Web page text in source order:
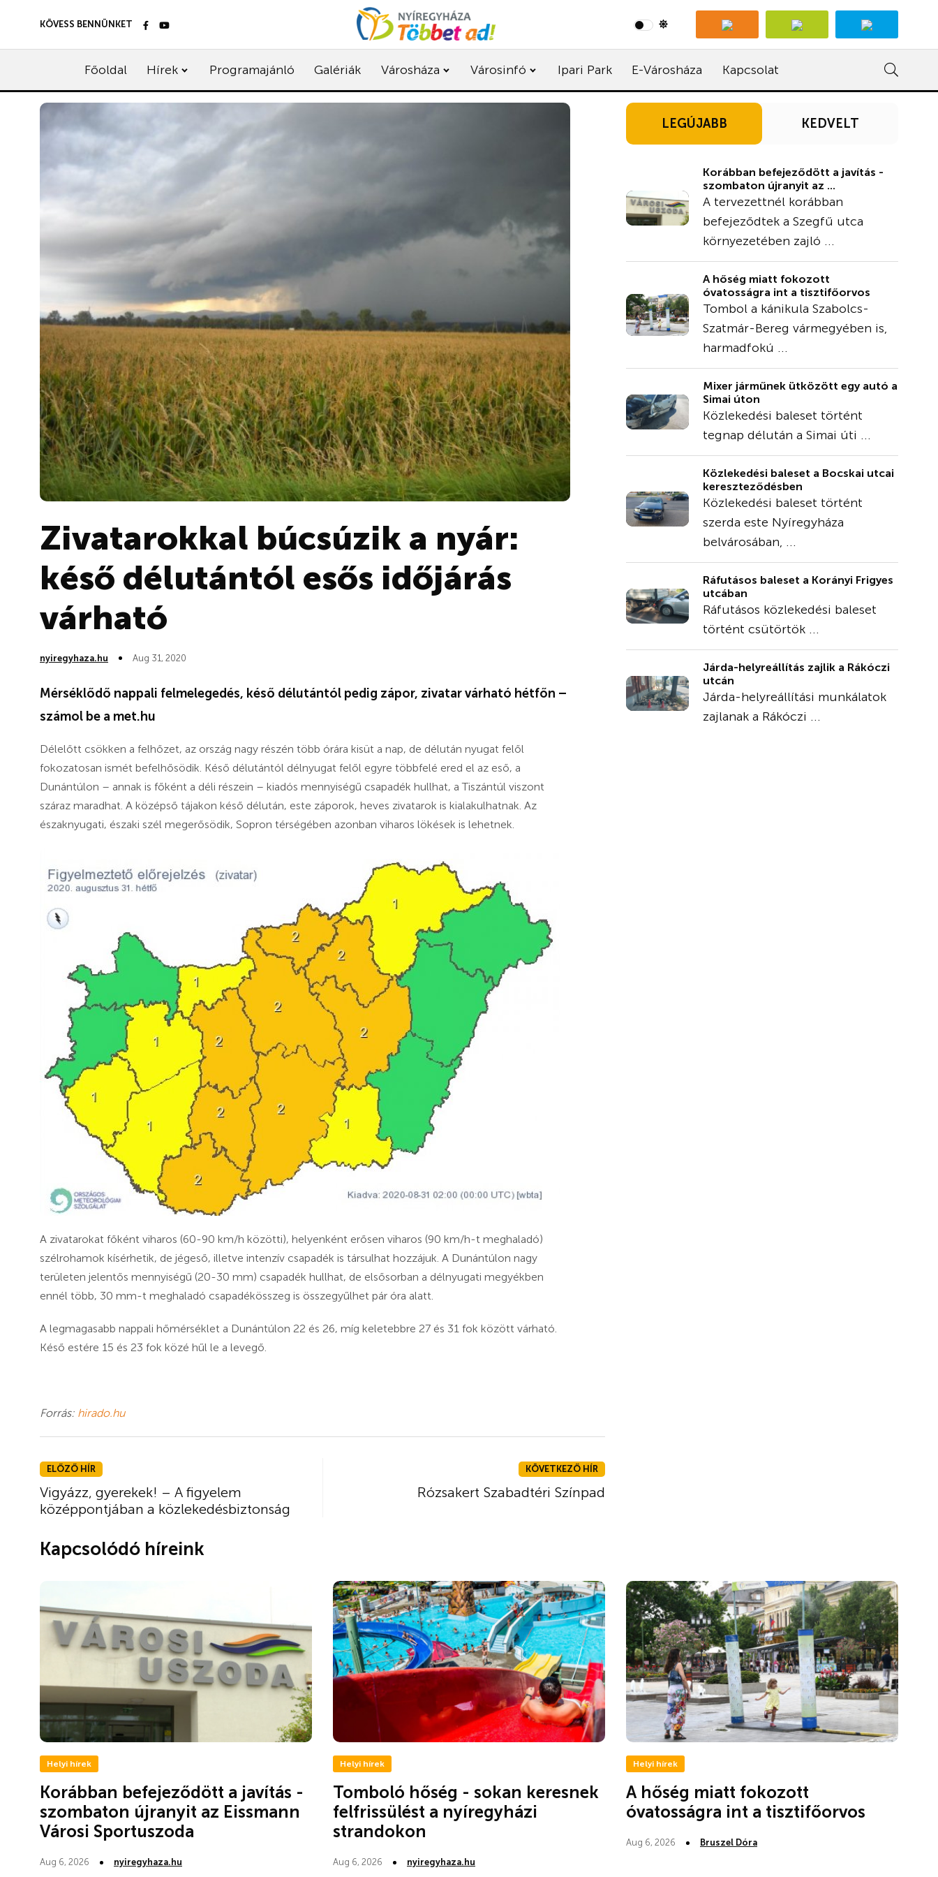
KÖVESS BENNÜNKET
Főoldal Hírek Programajánló Galériák Városháza Városinfó Ipari Park E-Városháza Kapcsolat
Zivatarokkal búcsúzik a nyár:
késő délutántól esős időjárás
várható
nyiregyhaza.hu Aug 31, 2020
Mérséklődő nappali felmelegedés, késő délutántól pedig zápor, zivatar várható hétfőn –
számol be a met.hu
Délelőtt csökken a felhőzet, az ország nagy részén több órára kisüt a nap, de délután nyugat felől
fokozatosan ismét befelhősödik. Késő délutántól délnyugat felől egyre többfelé ered el az eső, a
Dunántúlon – annak is főként a déli részein – kiadós mennyiségű csapadék hullhat, a Tiszántúl viszont
száraz maradhat. A középső tájakon késő délután, este záporok, heves zivatarok is kialakulhatnak. Az
északnyugati, északi szél megerősödik, Sopron térségében azonban viharos lökések is lehetnek.
A zivatarokat főként viharos (60-90 km/h közötti), helyenként erősen viharos (90 km/h-t meghaladó)
szélrohamok kísérhetik, de jégeső, illetve intenzív csapadék is társulhat hozzájuk. A Dunántúlon nagy
területen jelentős mennyiségű (20-30 mm) csapadék hullhat, de elsősorban a délnyugati megyékben
ennél több, 30 mm-t meghaladó csapadékösszeg is összegyűlhet pár óra alatt.
A legmagasabb nappali hőmérséklet a Dunántúlon 22 és 26, míg keletebbre 27 és 31 fok között várható.
Késő estére 15 és 23 fok közé hűl le a levegő.
Forrás: hirado.hu
ELŐZŐ HÍR
Vigyázz, gyerekek! – A figyelem
középpontjában a közlekedésbiztonság
KÖVETKEZŐ HÍR
Rózsakert Szabadtéri Színpad
LEGÚJABB KEDVELT
Korábban befejeződött a javítás -
szombaton újranyit az ...
A tervezettnél korábban
befejeződtek a Szegfű utca
környezetében zajló ...
A hőség miatt fokozott
óvatosságra int a tisztifőorvos
Tombol a kánikula Szabolcs-
Szatmár-Bereg vármegyében is,
harmadfokú ...
Mixer járműnek ütközött egy autó a
Simai úton
Közlekedési baleset történt
tegnap délután a Simai úti ...
Közlekedési baleset a Bocskai utcai
kereszteződésben
Közlekedési baleset történt
szerda este Nyíregyháza
belvárosában, ...
Ráfutásos baleset a Korányi Frigyes
utcában
Ráfutásos közlekedési baleset
történt csütörtök ...
Járda-helyreállítás zajlik a Rákóczi
utcán
Járda-helyreállítási munkálatok
zajlanak a Rákóczi ...
Kapcsolódó híreink
Helyi hírek
Korábban befejeződött a javítás -
szombaton újranyit az Eissmann
Városi Sportuszoda
Aug 6, 2026 nyiregyhaza.hu
Helyi hírek
Tomboló hőség - sokan keresnek
felfrissülést a nyíregyházi
strandokon
Aug 6, 2026 nyiregyhaza.hu
Helyi hírek
A hőség miatt fokozott
óvatosságra int a tisztifőorvos
Aug 6, 2026 Bruszel Dóra